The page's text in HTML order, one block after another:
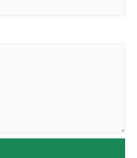
Şanlıurfa